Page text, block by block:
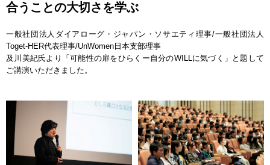
合うことの大切さを学ぶ
一般社団法人ダイアローグ・ジャパン・ソサエティ理事/一般社団法人
Toget-HER代表理事/UnWomen日本支部理事
及川美紀氏より「可能性の扉をひらくー自分のWILLに気づく」と題して
ご講演いただきました。